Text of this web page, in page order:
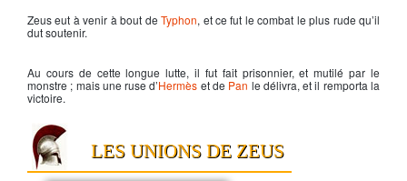
Zeuseut à venir à bout deTyphon, et ce fut le combat le plus rude qu’il
dut soutenir.
Au cours de cette longue lutte, il fut fait prisonnier, et mutilé par le
monstre ; mais une ruse d’Hermès et de Pan le délivra, et il remporta la
victoire.
LES UNIONS DE ZEUS